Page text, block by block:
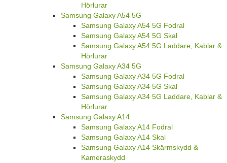
Hörlurar
Samsung Galaxy A54 5G
Samsung Galaxy A54 5G Fodral
Samsung Galaxy A54 5G Skal
Samsung Galaxy A54 5G Laddare, Kablar &
Hörlurar
Samsung Galaxy A34 5G
Samsung Galaxy A34 5G Fodral
Samsung Galaxy A34 5G Skal
Samsung Galaxy A34 5G Laddare, Kablar &
Hörlurar
Samsung Galaxy A14
Samsung Galaxy A14 Fodral
Samsung Galaxy A14 Skal
Samsung Galaxy A14 Skärmskydd &
Kameraskydd